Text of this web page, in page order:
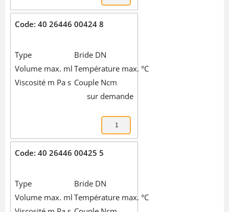
Code: 40 26446 00424 8
Type
Bride DN
Volume max. ml Température max. °C
Viscosité m Pa s Couple Ncm
sur demande
Code: 40 26446 00425 5
Type
Bride DN
Volume max. ml Température max. °C